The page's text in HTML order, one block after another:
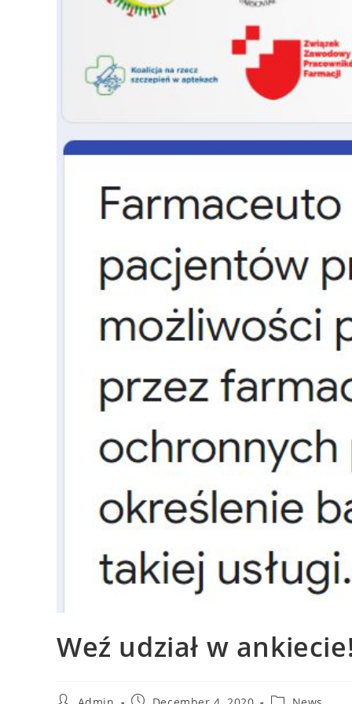
Weź udział w